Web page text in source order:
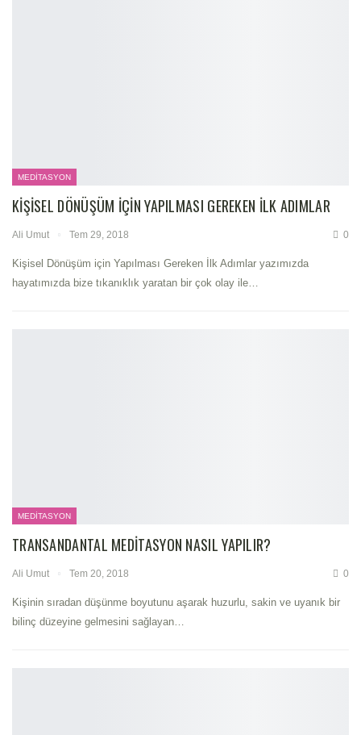
MEDITASYON
KIŞISEL DÖNÜŞÜM IÇIN YAPILMASI GEREKEN İLK ADIMLAR
Ali Umut Tem 29, 2018 0
Kişisel Dönüşüm için Yapılması Gereken İlk Adımlar yazımızda
hayatımızda bize tıkanıklık yaratan bir çok olay ile…
MEDITASYON
TRANSANDANTAL MEDITASYON NASIL YAPILIR?
Ali Umut Tem 20, 2018 0
Kişinin sıradan düşünme boyutunu aşarak huzurlu, sakin ve uyanık bir
bilinç düzeyine gelmesini sağlayan…